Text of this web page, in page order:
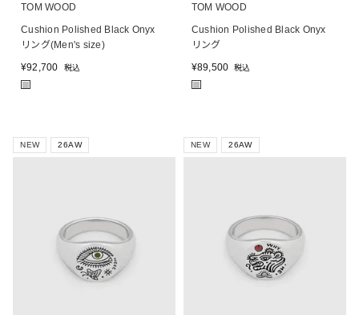
TOM WOOD
Cushion Polished Black Onyx
リング(Men's size)
¥92,700 税込
■
TOM WOOD
Cushion Polished Black Onyx
リング
¥89,500 税込
■
NEW 26AW NEW 26AW